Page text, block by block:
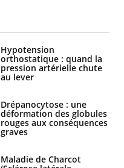
Hypotension
orthostatique : quand la
pression artérielle chute
au lever
Drépanocytose : une
déformation des globules
rouges aux conséquences
graves
Maladie de Charcot